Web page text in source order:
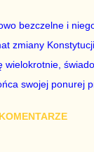
stalinizmu. To
gardło
z lat 2007-2015.
premiera polskiego
bezczelne i
zmiany
wielokrotnie,
swojej ponurej
do głosowania